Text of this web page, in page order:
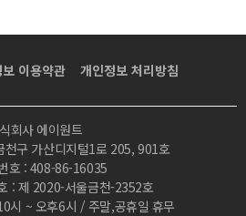
이용약관 개인정보 처리방침
회사 에이원트
천구 가산디지털1로 205, 901호
호 : 408-86-16035
: 제 2020-서울금천-2352호
시 ~ 오후6시 / 주말,공휴일 휴무